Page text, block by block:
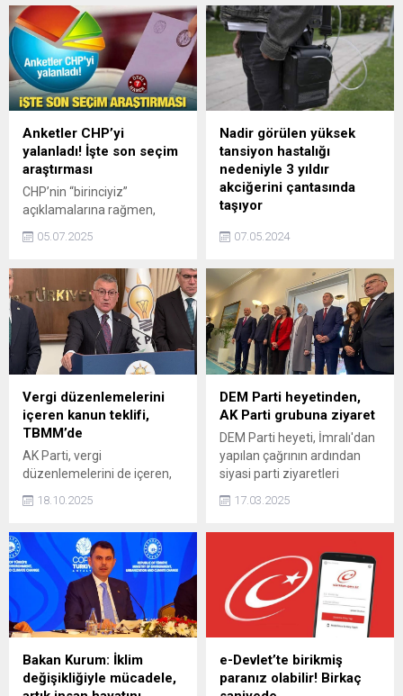
Anketler CHP’yi
yalanladı! İşte son seçim
araştırması
CHP’nin “birinciyiz”
açıklamalarına rağmen,
döneminde yapılan altı farklı
hâlâ en yüksek oy oranına
sahip parti olduğunu
gösterdi.
05.07.2025
Nadir görülen yüksek
tansiyon hastalığı
nedeniyle 3 yıldır
akciğerini çantasında
taşıyor
tansiyon türü olan
hastası 60 yaşındaki Aykut
İnciler, akciğerinin
fonksiyonlarını yerine
getirememesi sonucu 3
yıldır çantasında taşıdığı
yapay akciğer cihazıyla
hayata tutunuyor.
07.05.2024
Vergi düzenlemelerini
içeren kanun teklifi,
TBMM’de
AK Parti, vergi
düzenlemelerini de içeren,
Kanunlarda ve 631 Sayılı
Kararnamede Değişiklik
Yapılmasına Dair Kanun
Teklifi'ni TBMM
Başkanlığı'na sundu.
18.10.2025
DEM Parti heyetinden,
AK Parti grubuna ziyaret
DEM Parti heyeti, İmralı'dan
yapılan çağrının ardından
siyasi parti ziyaretleri
Parti grubunu ziyaret etti.
17.03.2025
Bakan Kurum: İklim
değişikliğiyle mücadele,
e-Devlet’te birikmiş
paranız olabilir! Birkaç